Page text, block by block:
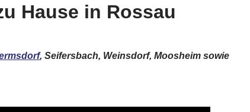
Hause in Rossau
, Seifersbach, Weinsdorf, Moosheim sowie